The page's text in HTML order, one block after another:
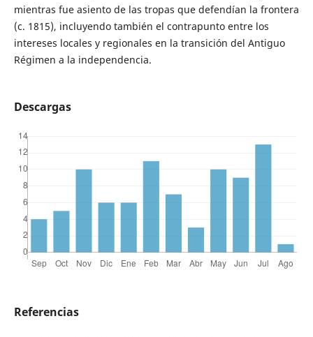
mientras fue asiento de las tropas que defendían la frontera
(c. 1815), incluyendo también el contrapunto entre los
intereses locales y regionales en la transición del Antiguo
Régimen a la independencia.
Descargas
Referencias